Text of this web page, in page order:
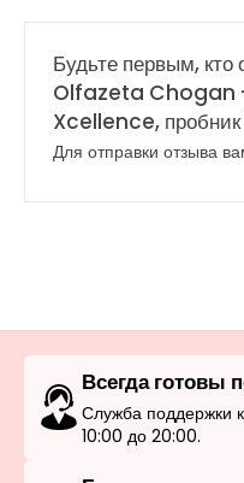
Будьте первым, кто
Olfazeta Chogan
Xcellence,
Для отправки отзыва
Всегда готовы
Служба поддержки
10:00 до 20:00.